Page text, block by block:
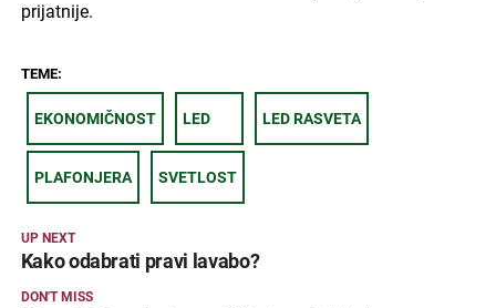
prijatnije.
TEME:
EKONOMIČNOST LED LED RASVETA
PLAFONJERA SVETLOST
UP NEXT
Kako odabrati pravi lavabo?
DON'T MISS